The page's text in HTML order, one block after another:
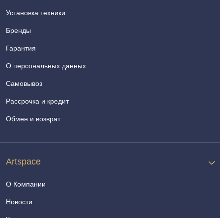
Установка техники
Бренды
Гарантия
О персональных данных
Самовывоз
Рассрочка и кредит
Обмен и возврат
Artspace
О Компании
Новости